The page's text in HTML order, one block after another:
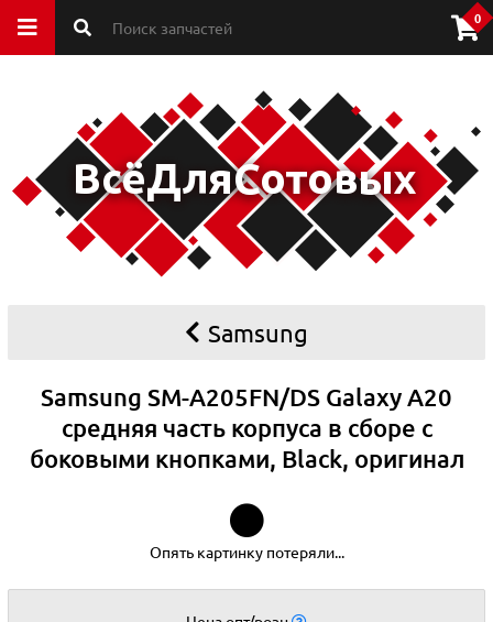
0
Samsung
Samsung SM-A205FN/DS Galaxy A20
средняя часть корпуса в сборе с
боковыми кнопками, Black, оригинал
⚫
Опять картинку потеряли...